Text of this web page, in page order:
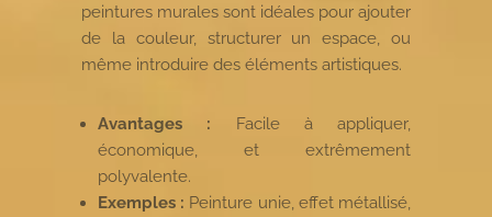
peintures murales sont idéales pour ajouter
de la couleur, structurer un espace, ou
même introduire des éléments artistiques.
Avantages : Facile à appliquer,
économique, et extrêmement
polyvalente.
Exemples : Peinture unie, effet métallisé,